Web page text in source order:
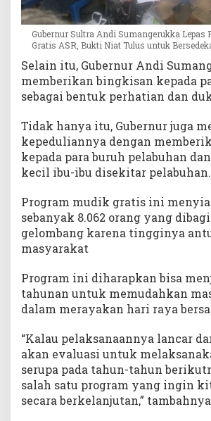
Gubernur Sultra Andi Sumangerukka Lepas
Gratis ASR, Bukti Niat Tulus untuk
Selain itu, Gubernur Andi
memberikan bingkisan kepada
sebagai bentuk perhatian dan
Tidak hanya itu, Gubernur juga
kepeduliannya dengan
kepada para buruh pelabuhan
kecil ibu-ibu disekitar pelabuhan.
Program mudik gratis ini
sebanyak 8.062 orang yang
gelombang karena tingginya
masyarakat
Program ini diharapkan bisa
tahunan untuk memudahkan
dalam merayakan hari raya
“Kalau pelaksanaannya lancar
akan evaluasi untuk
serupa pada tahun-tahun
salah satu program yang ingin
secara berkelanjutan,”